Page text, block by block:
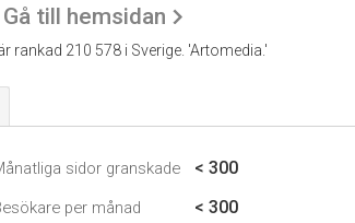
Gå till hemsidan
rankad 210 578 i Sverige. 'Artomedia.'
sidor granskade < 300
per månad < 300